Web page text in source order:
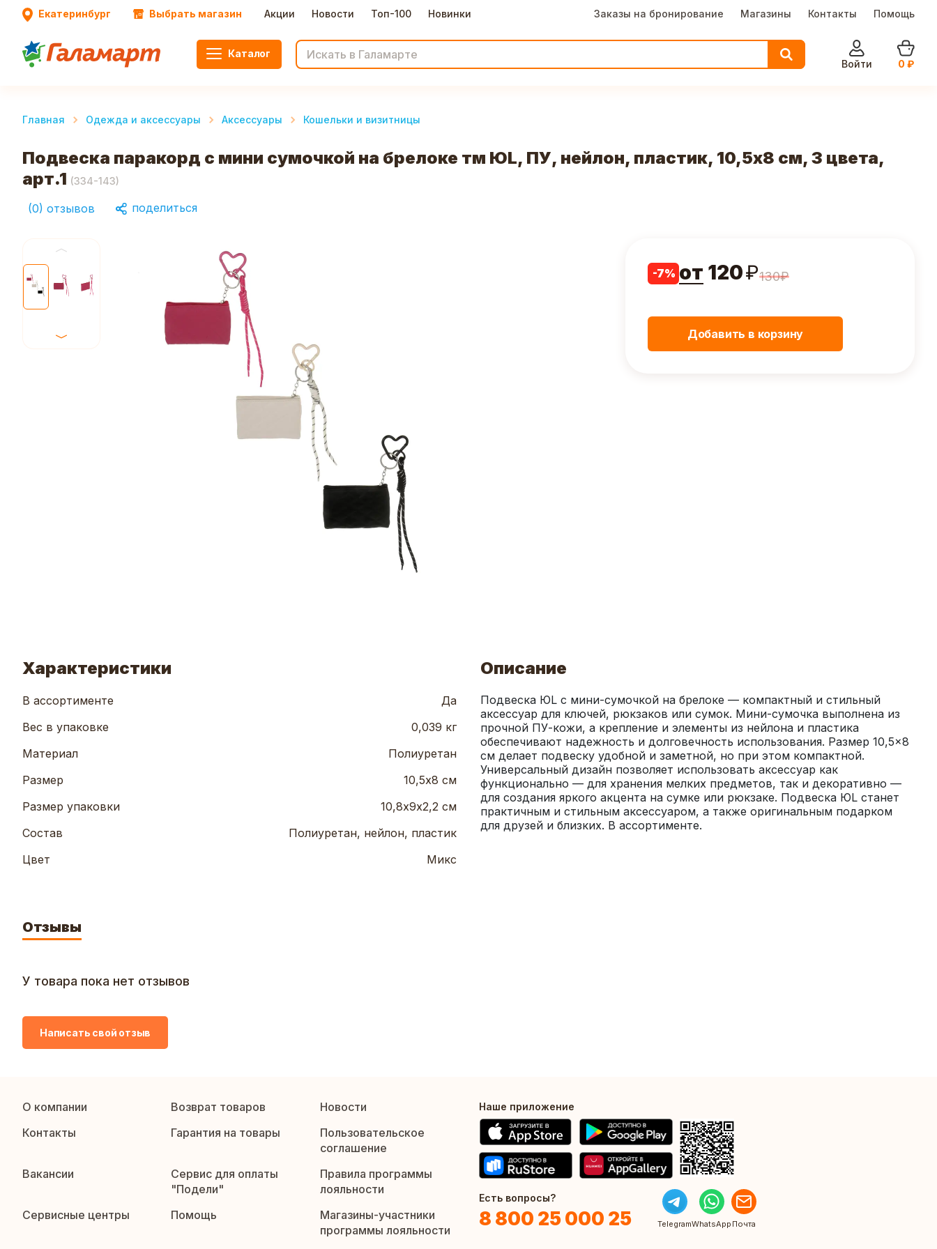
Екатеринбург Выбрать магазин Акции Новости Топ-100 Новинки Заказы на бронирование Магазины Контакты Помощь
Каталог
Войти
0 ₽
Главная Одежда и аксессуары Аксессуары Кошельки и визитницы
Подвеска паракорд с мини сумочкой на брелоке тм ЮL, ПУ, нейлон, пластик, 10,5х8 см, 3 цвета,
арт.1 (334-143)
(0) отзывов поделиться
-7% от 120₽130₽
Добавить в корзину
Характеристики
В ассортименте
Да
Вес в упаковке
0,039 кг
Материал
Полиуретан
Размер
10,5х8 см
Размер упаковки
10,8х9х2,2 см
Состав
Полиуретан, нейлон, пластик
Цвет
Микс
Описание
Подвеска ЮL с мини-сумочкой на брелоке — компактный и стильный
аксессуар для ключей, рюкзаков или сумок. Мини-сумочка выполнена из
прочной ПУ-кожи, а крепление и элементы из нейлона и пластика
обеспечивают надежность и долговечность использования. Размер 10,5×8
см делает подвеску удобной и заметной, но при этом компактной.
Универсальный дизайн позволяет использовать аксессуар как
функционально — для хранения мелких предметов, так и декоративно —
для создания яркого акцента на сумке или рюкзаке. Подвеска ЮL станет
практичным и стильным аксессуаром, а также оригинальным подарком
для друзей и близких. В ассортименте.
Отзывы
У товара пока нет отзывов
Написать свой отзыв
О компании Возврат товаров
Новости
Контакты
Гарантия на товары
Пользовательское
соглашение
Вакансии
Сервис для оплаты
"Подели"
Правила программы
лояльности
Сервисные центры
Помощь
Магазины-участники
программы лояльности
Наше приложение
Есть вопросы?
8 800 25 000 25 TelegramWhatsApp Почта